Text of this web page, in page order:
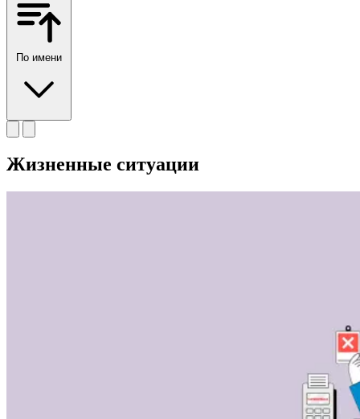
По имени
Жизненные ситуации